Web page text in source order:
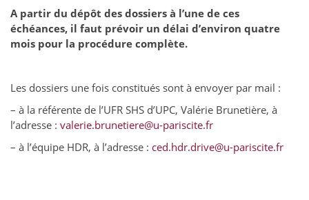
A partir du dépôt des dossiers à l’une de ces
échéances, il faut prévoir un délai d’environ quatre
mois pour la procédure complète.
Les dossiers une fois constitués sont à envoyer par mail :
– à la référente de l’UFR SHS d’UPC, Valérie Brunetière, à
l’adresse : valerie.brunetiere@u-pariscite.fr
– à l’équipe HDR, à l’adresse : ced.hdr.drive@u-pariscite.fr